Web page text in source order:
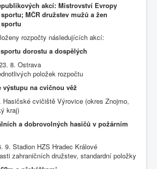
akcí: Mistrovství Evropy
MČR družstev mužů a žen
rozpočty následujících akcí:
dorostu a dospělých
8. Ostrava
položek rozpočtu
výstupu na cvičnou věž
Hasičské cvičiště Výrovice (okres Znojmo,
kraj)
a dobrovolných hasičů v požárním
9. Stadion HZS Hradec Králové
zahraničních družstev, standardní položky